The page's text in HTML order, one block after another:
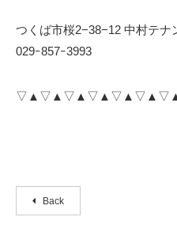
つくば市桜2−38−12 中村テナ
029ｰ857ｰ3993
Back